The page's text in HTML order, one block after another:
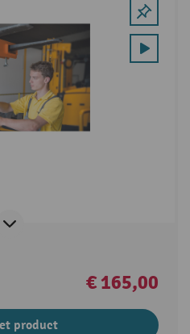
€ 165,00
product